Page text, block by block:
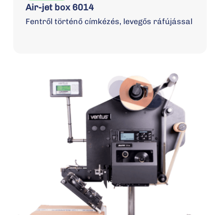
Air-jet box 6014
Fentről történő címkézés, levegős ráfújással